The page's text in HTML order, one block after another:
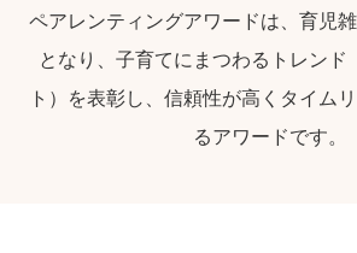
ペアレンティングアワードは、育児
となり、子育てにまつわるトレンド
ト）を表彰し、信頼性が高くタイム
るアワードです。